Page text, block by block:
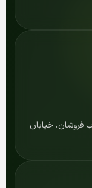
فروشان، خیابان